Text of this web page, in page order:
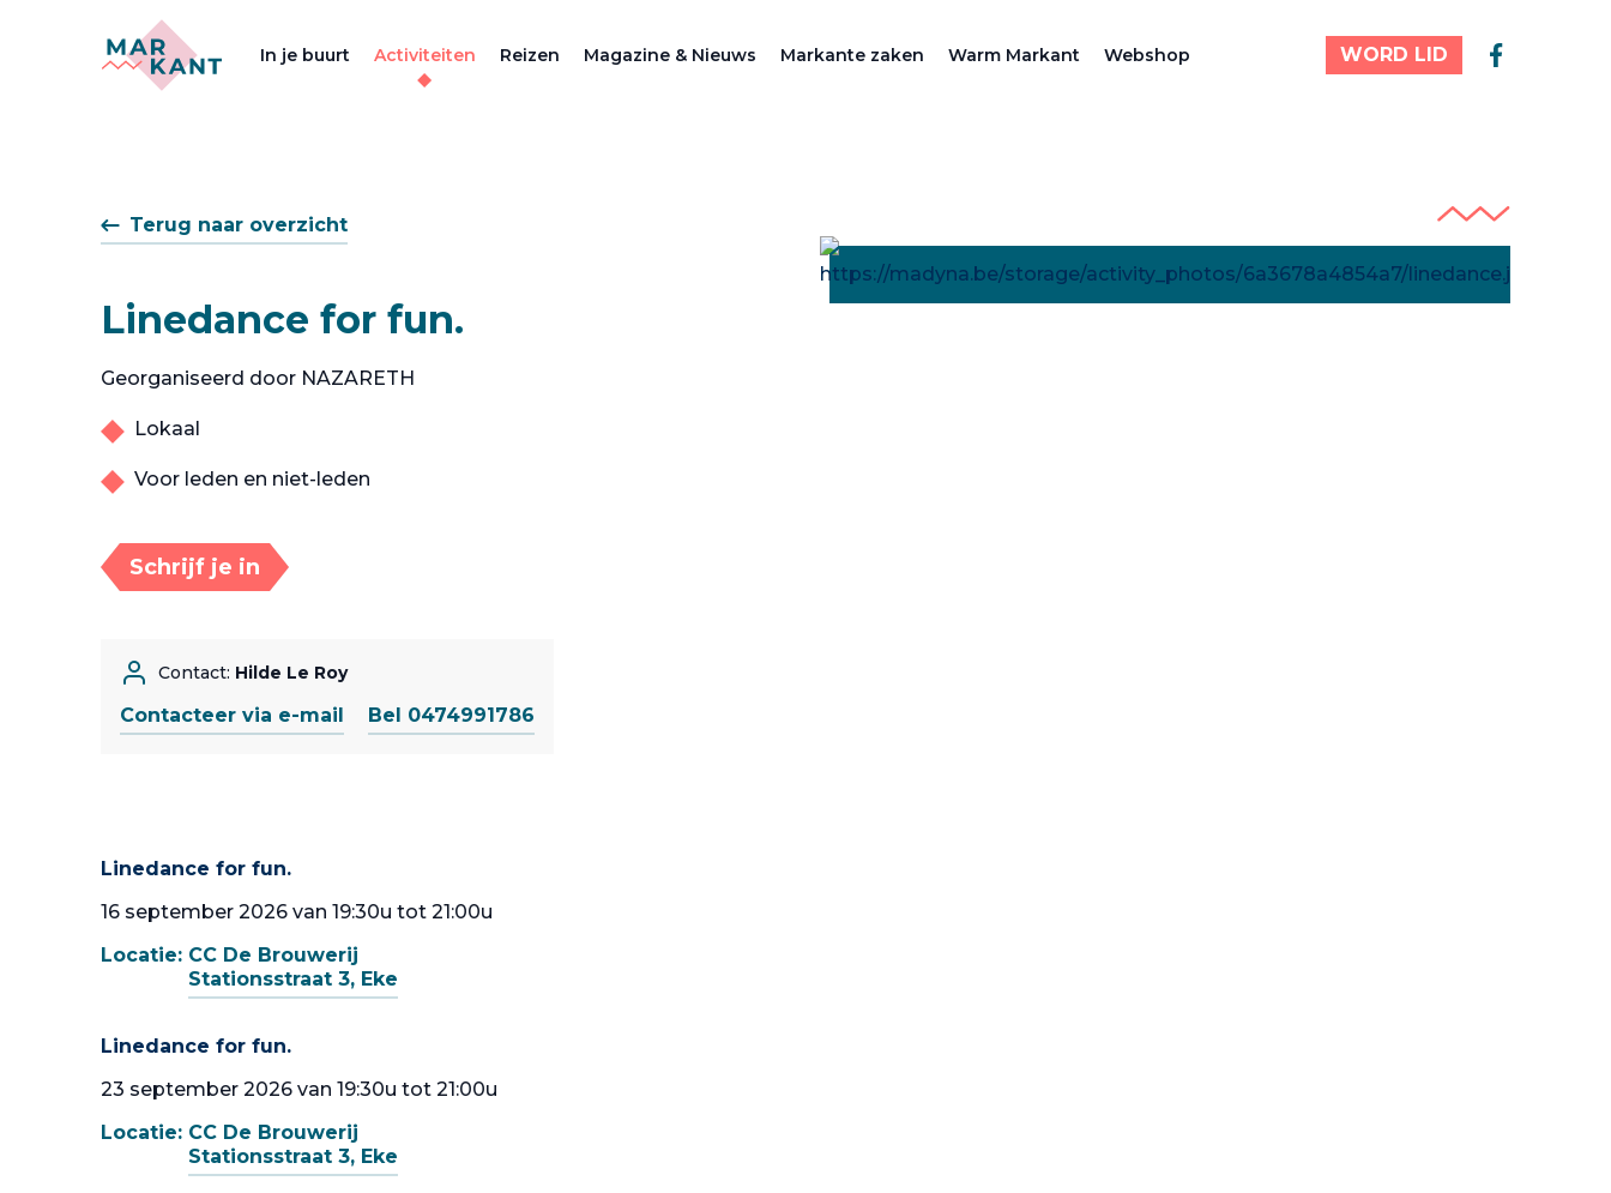
In je buurt Activiteiten Reizen Magazine & Nieuws Markante zaken Warm Markant Webshop WORD LID
Terug naar overzicht
Linedance for fun.
Georganiseerd door NAZARETH
Lokaal
Voor leden en niet-leden
Schrijf je in
Contact: Hilde Le Roy
Contacteer via e-mail Bel 0474991786
Linedance for fun.
16 september 2026 van 19:30u tot 21:00u
Locatie: CC De Brouwerij
Stationsstraat 3, Eke
Linedance for fun.
23 september 2026 van 19:30u tot 21:00u
Locatie: CC De Brouwerij
Stationsstraat 3, Eke